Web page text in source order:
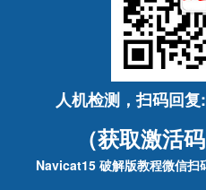
人机检测，扫码回
（获取激活
Navicat15 破解版教程微信